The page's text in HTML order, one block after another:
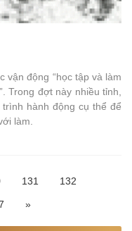
vận động “học tập và làm
Trong đợt này nhiều tỉnh,
hành động cụ thể để
làm.
131 132
»